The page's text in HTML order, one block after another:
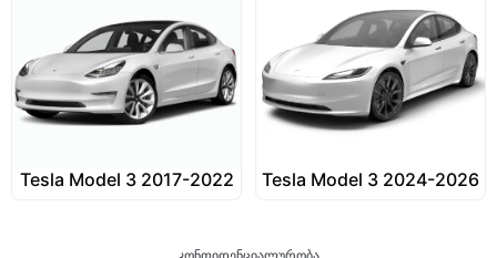
Tesla Model 3 2017-2022 Tesla Model 3 2024-2026